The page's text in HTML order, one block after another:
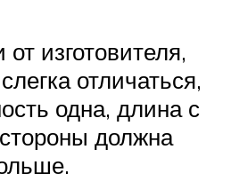
изготовителя,
отличаться,
одна, длина с
должна